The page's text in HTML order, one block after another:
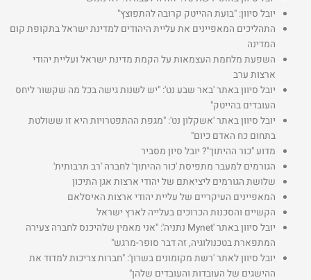
יובל סיוון: "בועת ההייטק קרובה להתפוצץ"
התהליכים המאפיינים את עליית היהודים למדינת ישראל בתקופת קום
המדינה
השפעת מלחמת העצמאות על הקמת מדינת ישראל ועליית יהודי
ארצות ערב
יובל סיוון באתר 'באר שבע נט': "יש לשנות גישה בכל מה שקשור ליחס
העובדים בהייטק"
יובל סיוון באתר 'אשקלון נט': "מגפת ההתפטרויות היא זו ששולטת
בתחום כח האדם כיום"
מדוע "כור ההיתוך"? יובל סיון מסביר
הגורמים למעבר מתפיסת 'כור ההיתוך' לחברה 'רב תרבותית'
שלושת הגורמים ליציאתם של יהודי ארצות אגן התיכון
המאפיינים העיקריים של עליית יהודי ארצות האיסלאם
הקשיים והסכנות הכרוכים בעלייה לארץ ישראל
יובל סיוון באתר 'Mynet נתניה': "אני מאמין שלהיכנס לחברה צעירה
המתפארת בטכנולוגיה, זה דבר סופר-מרגש"
יובל סיוון לאתר 'רשת מקומונים בשרון': "חברות צריכות למדוד את
ההישגים של העובדות והעובדים שלהן"